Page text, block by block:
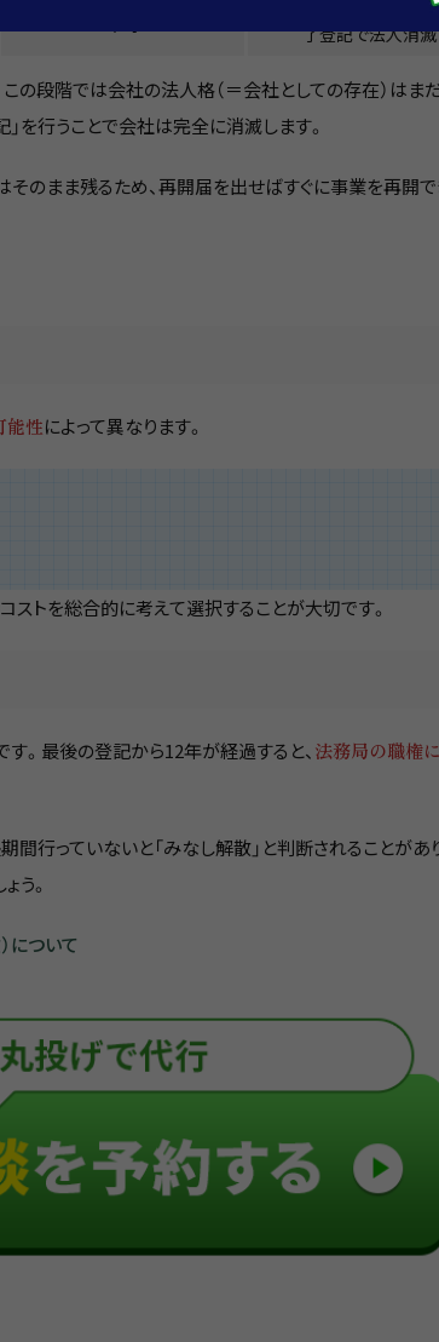
法務局で解散登記 →
了登記で法人消滅
この段階では会社の法人格（＝会社としての存在）はま
を行うことで会社は完全に消滅します。
そのまま残るため、再開届を出せばすぐに事業を再開
能性によって異なります。
トを総合的に考えて選択することが大切です。
。最後の登記から12年が経過すると、 法務局の職権
行っていないと「みなし解散」と判断されることがあ
う。
について